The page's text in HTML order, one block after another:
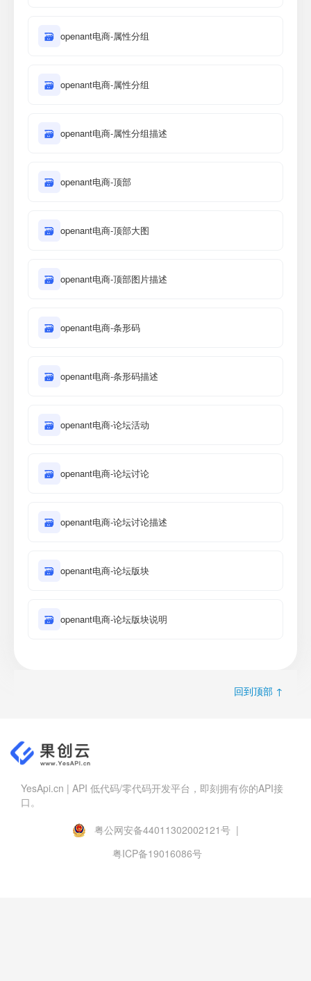
🗃 openant电商-属性分组
🗃 openant电商-属性分组
🗃 openant电商-属性分组描述
🗃 openant电商-顶部
🗃 openant电商-顶部大图
🗃 openant电商-顶部图片描述
🗃 openant电商-条形码
🗃 openant电商-条形码描述
🗃 openant电商-论坛活动
🗃 openant电商-论坛讨论
🗃 openant电商-论坛讨论描述
🗃 openant电商-论坛版块
🗃 openant电商-论坛版块说明
回到顶部 ↑
YesApi.cn | API 低代码/零代码开发平台，即刻拥有你的API接
口。
粤公网安备44011302002121号 |
粤ICP备19016086号